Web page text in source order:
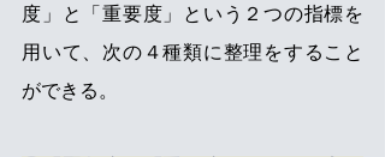
度」と「重要度」という２つの指標を
用いて、次の４種類に整理をすること
ができる。